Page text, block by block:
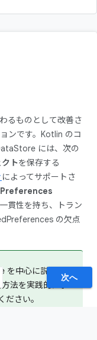
るものとして改善さ
ンです。Kotlin のコ
には、次の
トを保存する
によってサポートさ
Preferences
貫性を持ち、トラン
の欠点
を中心に説明し
法を実践的に学
ださい。
次へ